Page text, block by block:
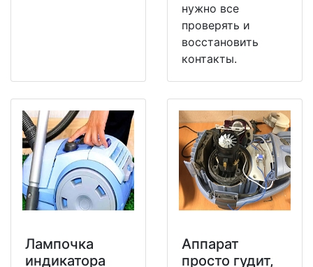
нужно все
проверять и
восстановить
контакты.
Лампочка
индикатора
Аппарат
просто гудит,